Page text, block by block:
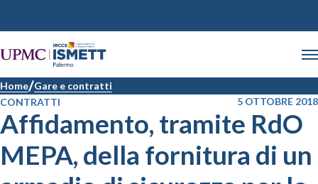
Home Gare e contratti
CONTRATTI
5 OTTOBRE 2018
Affidamento, tramite RdO
MEPA, della fornitura di un